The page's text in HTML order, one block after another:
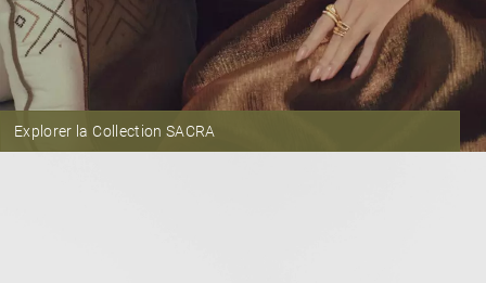
Explorer la Collection SACRA